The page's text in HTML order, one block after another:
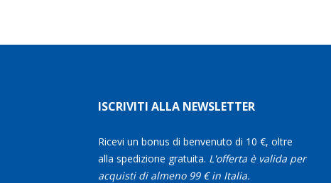
ISCRIVITI ALLA NEWSLETTER
Ricevi un bonus di benvenuto di 10 €, oltre
alla spedizione gratuita. L'offerta è valida per
acquisti di almeno 99 € in Italia.